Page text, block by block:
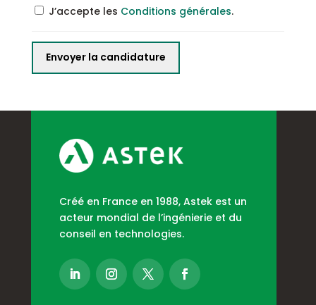
J’accepte les Conditions générales.
Créé en France en 1988, Astek est un
acteur mondial de l’ingénierie et du
conseil en technologies.